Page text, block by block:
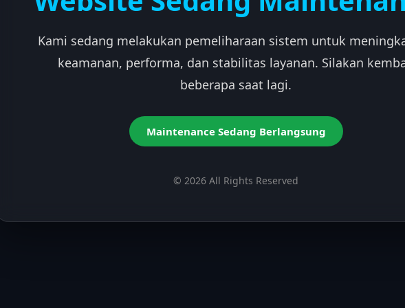
Kami sedang melakukan pemeliharaan sistem untuk
keamanan, performa, dan stabilitas layanan. Silakan
beberapa saat lagi.
Maintenance Sedang Berlangsung
© 2026 All Rights Reserved